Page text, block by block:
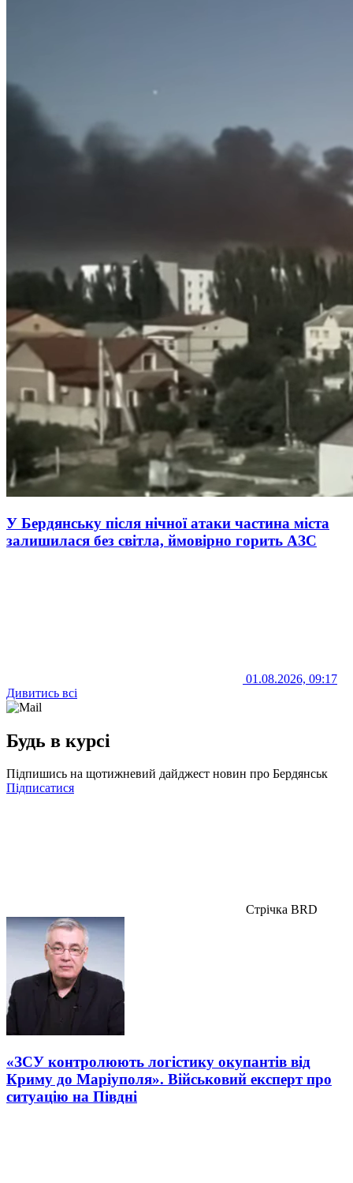
У Бердянську після нічної атаки частина міста
залишилася без світла, ймовірно горить АЗС
01.08.2026, 09:17
Дивитись всі
Будь в курсі
Підпишись на щотижневий дайджест новин про Бердянськ
Підписатися
Стрічка BRD
«ЗСУ контролюють логістику окупантів від
Криму до Маріуполя». Військовий експерт про
ситуацію на Півдні